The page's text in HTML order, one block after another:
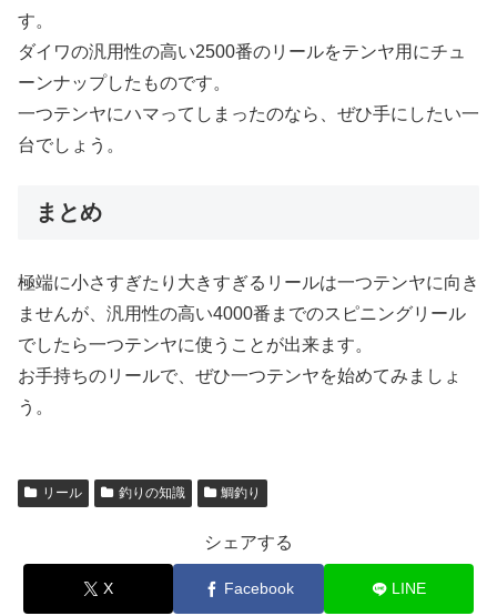
す。
ダイワの汎用性の高い2500番のリールをテンヤ用にチュ
ーンナップしたものです。
一つテンヤにハマってしまったのなら、ぜひ手にしたい一
台でしょう。
まとめ
極端に小さすぎたり大きすぎるリールは一つテンヤに向き
ませんが、汎用性の高い4000番までのスピニングリール
でしたら一つテンヤに使うことが出来ます。
お手持ちのリールで、ぜひ一つテンヤを始めてみましょ
う。
リール 釣りの知識 鯛釣り
シェアする
X Facebook LINE